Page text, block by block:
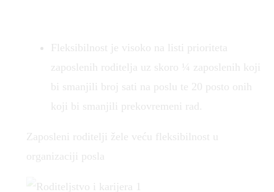
Fleksibilnost je visoko na listi prioriteta
zaposlenih roditelja uz skoro ¼ zaposlenih koji
bi smanjili broj sati na poslu te 20 posto onih
koji bi smanjili prekovremeni rad.
Zaposleni roditelji žele veću fleksibilnost u
organizaciji posla